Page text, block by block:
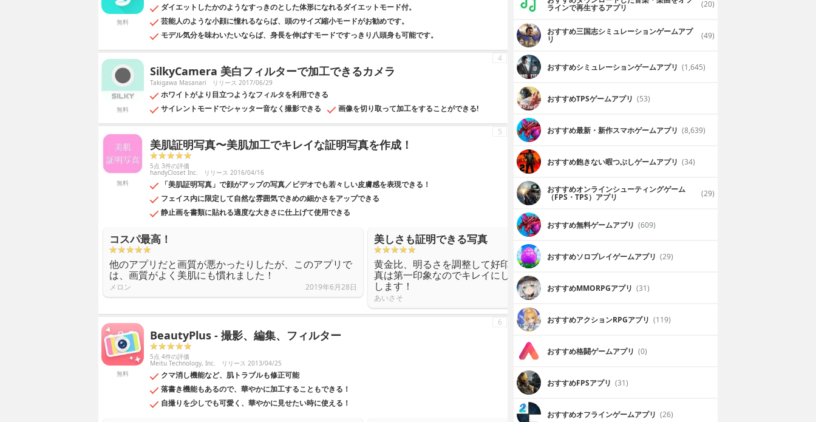
無料
ダイエットしたかのようなすっきのとした体形になれるダイエットモード付。
芸能人のような小顔に憧れるならば、頭のサイズ縮小モードがお勧めです。
モデル気分を味わいたいならば、身長を伸ばすモードですっきり八頭身も可能です。
無料
SilkyCamera 美白フィルターで加工できるカメラ
Takigawa Masanari リリース 2017/06/29
ホワイトがより目立つようなフィルタを利用できる
サイレントモードでシャッター音なく撮影できる
画像を切り取って加工をすることができる!
4
無料
美肌証明写真〜美肌加工でキレイな証明写真を作成！
5点 3件の評価
handyCloset Inc. リリース 2016/04/16
「美肌証明写真」で顔がアップの写真／ビデオでも若々しい皮膚感を表現できる！
フェイス内に限定して自然な雰囲気できめの細かさをアップできる
静止画を書類に貼れる適度な大きさに仕上げて使用できる
5
コスパ最高！
他のアプリだと画質が悪かったりしたが、このアプリで
は、画質がよく美肌にも慣れました！
メロン 2019年6月28日
美しさも証明できる写真
黄金比、明るさを調整して好印象な写真にできます。写
真は第一印象なのでキレイにしてから電子履歴書を作成
します！
あいさそ
証明写真が素早く作成出来るだけなく
時空
無料
BeautyPlus - 撮影、編集、フィルター
5点 4件の評価
Meitu Technology, Inc. リリース 2013/04/25
クマ消し機能など、肌トラブルも修正可能
落書き機能もあるので、華やかに加工することもできる！
自撮りを少しでも可愛く、華やかに見せたい時に使える！
6
ラインで再生するアプリ (20)
おすすめ三国志シミュレーションゲームアプ
リ (49)
おすすめシミュレーションゲームアプリ (1,645)
おすすめTPSゲームアプリ (53)
おすすめ最新・新作スマホゲームアプリ (8,639)
おすすめ飽きない暇つぶしゲームアプリ (34)
おすすめオンラインシューティングゲーム
（FPS・TPS）アプリ (29)
おすすめ無料ゲームアプリ (609)
おすすめソロプレイゲームアプリ (29)
おすすめ MMORPGアプリ (31)
おすすめアクションRPGアプリ (119)
おすすめ格闘ゲームアプリ (0)
おすすめFPSアプリ (31)
おすすめオフラインゲームアプリ (26)